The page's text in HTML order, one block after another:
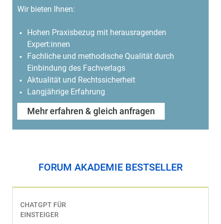
Wir bieten Ihnen:
Hohen Praxisbezug mit herausragenden
Expert:innen
Fachliche und methodische Qualität durch
Einbindung des Fachverlags
Aktualität und Rechtssicherheit
Langjährige Erfahrung
Mehr erfahren & gleich anfragen
FORUM AKADEMIE BESTSELLER
CHATGPT FÜR
EINSTEIGER